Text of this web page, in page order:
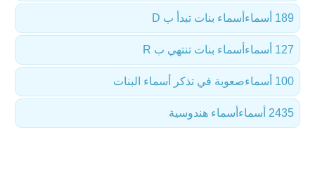
أسماء بنات تبدأ ب D 189 أسماء
أسماء بنات تنتهي ب R 127 أسماء
صعوبة في تذكر أسماء البنات 100 أسماء
أسماء هندوسية 2435 أسماء